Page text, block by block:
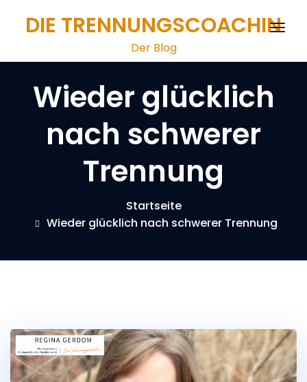
InhaltDIE TRENNUNGSCOACHIN
Der Blog
Wieder glücklich
nach schwerer
Trennung
Startseite
Wieder glücklich nach schwerer Trennung